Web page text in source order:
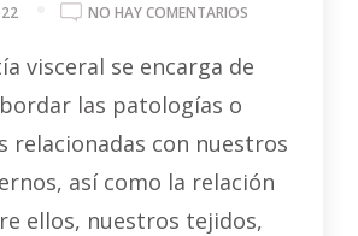
NO HAY COMENTARIOS
VISCERAL,
DISFUNCIONES
visceral se encarga de
las patologías o
relacionadas con nuestros
así como la relación
ellos, nuestros tejidos,